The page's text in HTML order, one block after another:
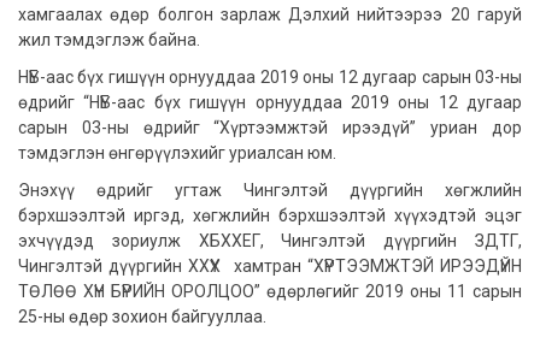
хамгаалах өдөр болгон зарлаж Дэлхий нийтээрээ 20 гаруй
жил тэмдэглэж байна.
НҮБ-аас бүх гишүүн орнууддаа 2019 оны 12 дугаар сарын 03-ны
өдрийг “НҮБ-аас бүх гишүүн орнууддаа 2019 оны 12 дугаар
сарын 03-ны өдрийг “Хүртээмжтэй ирээдүй” уриан дор
тэмдэглэн өнгөрүүлэхийг уриалсан юм.
Энэхүү өдрийг угтаж Чингэлтэй дүүргийн хөгжлийн
бэрхшээлтэй иргэд, хөгжлийн бэрхшээлтэй хүүхэдтэй эцэг
эхчүүдэд зориулж ХБХХЕГ, Чингэлтэй дүүргийн ЗДТГ,
Чингэлтэй дүүргийн ХХҮХ хамтран “ХҮРТЭЭМЖТЭЙ ИРЭЭДҮЙН
ТӨЛӨӨ ХҮН БҮРИЙН ОРОЛЦОО” өдөрлөгийг 2019 оны 11 сарын
25-ны өдөр зохион байгууллаа.